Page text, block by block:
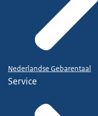
Nederlandse Gebarentaal
Service